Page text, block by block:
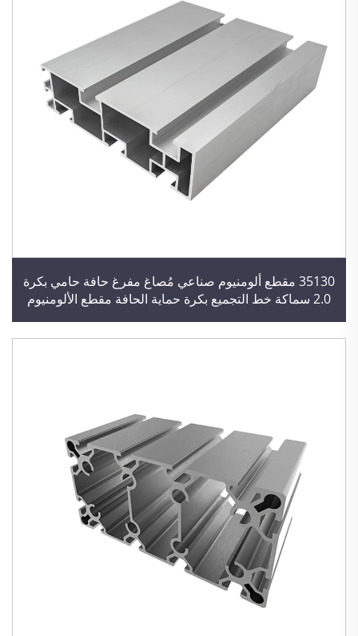
35130 مقطع ألومنيوم صناعي مُصاغ مفرغ حافة حامي بكرة
2.0 سماكة خط التجميع بكرة حماية الحافة مقطع الألومنيوم